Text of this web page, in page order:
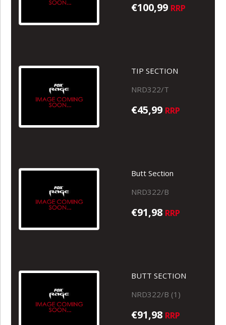
€100,99 RRP
TIP SECTION
NRD322/T
€45,99 RRP
Butt Section
NRD322/B
€91,98 RRP
BUTT SECTION
NRD322/B (1)
€91,98 RRP